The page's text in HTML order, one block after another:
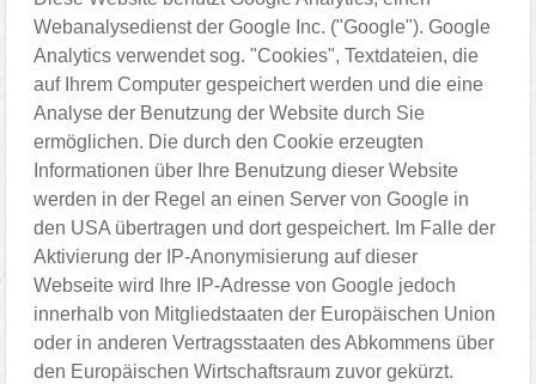
Webanalysedienst der Google Inc. ("Google"). Google
Analytics verwendet sog. "Cookies", Textdateien, die
auf Ihrem Computer gespeichert werden und die eine
Analyse der Benutzung der Website durch Sie
ermöglichen. Die durch den Cookie erzeugten
Informationen über Ihre Benutzung dieser Website
werden in der Regel an einen Server von Google in
den USA übertragen und dort gespeichert. Im Falle der
Aktivierung der IP-Anonymisierung auf dieser
Webseite wird Ihre IP-Adresse von Google jedoch
innerhalb von Mitgliedstaaten der Europäischen Union
oder in anderen Vertragsstaaten des Abkommens über
den Europäischen Wirtschaftsraum zuvor gekürzt.